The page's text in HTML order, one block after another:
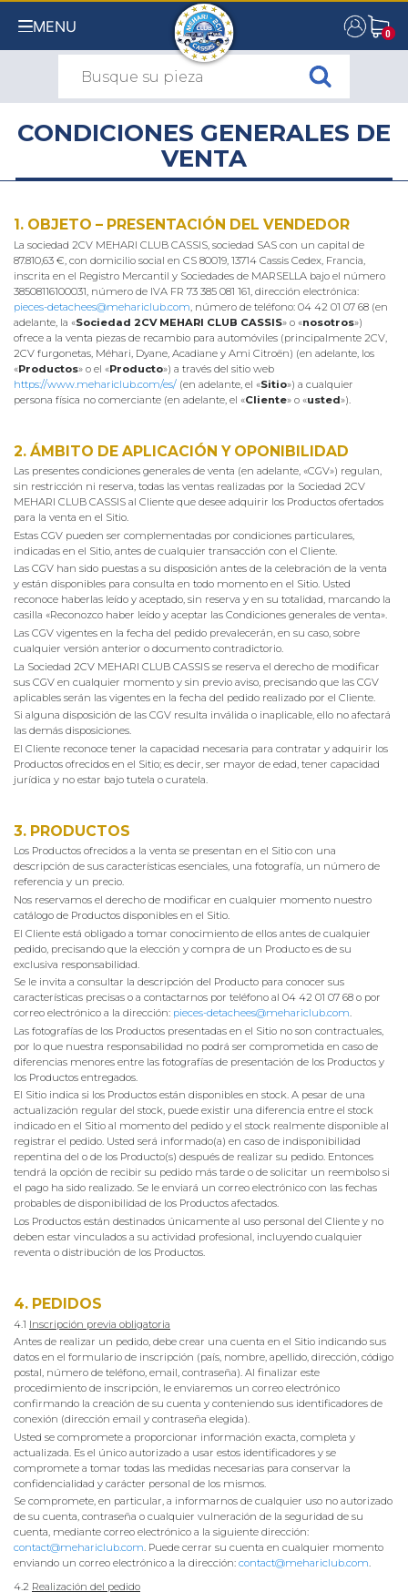
MENU 0
0
CONDICIONES GENERALES DE
VENTA
1. OBJETO – PRESENTACIÓN DEL VENDEDOR
La sociedad 2CV MEHARI CLUB CASSIS, sociedad SAS con un capital de
87.810,63 €, con domicilio social en CS 80019, 13714 Cassis Cedex, Francia,
inscrita en el Registro Mercantil y Sociedades de MARSELLA bajo el número
38508116100031, número de IVA FR 73 385 081 161, dirección electrónica:
pieces-detachees@mehariclub.com , número de teléfono: 04 42 01 07 68 (en
adelante, la «Sociedad 2CV MEHARI CLUB CASSIS» o «nosotros»)
ofrece a la venta piezas de recambio para automóviles (principalmente 2CV,
2CV furgonetas, Méhari, Dyane, Acadiane y Ami Citroën) (en adelante, los
«Productos» o el «Producto») a través del sitio web
https://www.mehariclub.com/es/ (en adelante, el «Sitio») a cualquier
persona física no comerciante (en adelante, el «Cliente» o «usted»).
2. ÁMBITO DE APLICACIÓN Y OPONIBILIDAD
Las presentes condiciones generales de venta (en adelante, «CGV») regulan,
sin restricción ni reserva, todas las ventas realizadas por la Sociedad 2CV
MEHARI CLUB CASSIS al Cliente que desee adquirir los Productos ofertados
para la venta en el Sitio.
Estas CGV pueden ser complementadas por condiciones particulares,
indicadas en el Sitio, antes de cualquier transacción con el Cliente.
Las CGV han sido puestas a su disposición antes de la celebración de la venta
y están disponibles para consulta en todo momento en el Sitio. Usted
reconoce haberlas leído y aceptado, sin reserva y en su totalidad, marcando la
casilla «Reconozco haber leído y aceptar las Condiciones generales de venta».
Las CGV vigentes en la fecha del pedido prevalecerán, en su caso, sobre
cualquier versión anterior o documento contradictorio.
La Sociedad 2CV MEHARI CLUB CASSIS se reserva el derecho de modificar
sus CGV en cualquier momento y sin previo aviso, precisando que las CGV
aplicables serán las vigentes en la fecha del pedido realizado por el Cliente.
Si alguna disposición de las CGV resulta inválida o inaplicable, ello no afectará
las demás disposiciones.
El Cliente reconoce tener la capacidad necesaria para contratar y adquirir los
Productos ofrecidos en el Sitio; es decir, ser mayor de edad, tener capacidad
jurídica y no estar bajo tutela o curatela.
3. PRODUCTOS
Los Productos ofrecidos a la venta se presentan en el Sitio con una
descripción de sus características esenciales, una fotografía, un número de
referencia y un precio.
Nos reservamos el derecho de modificar en cualquier momento nuestro
catálogo de Productos disponibles en el Sitio.
El Cliente está obligado a tomar conocimiento de ellos antes de cualquier
pedido, precisando que la elección y compra de un Producto es de su
exclusiva responsabilidad.
Se le invita a consultar la descripción del Producto para conocer sus
características precisas o a contactarnos por teléfono al 04 42 01 07 68 o por
correo electrónico a la dirección: pieces-detachees@mehariclub.com.
Las fotografías de los Productos presentadas en el Sitio no son contractuales,
por lo que nuestra responsabilidad no podrá ser comprometida en caso de
diferencias menores entre las fotografías de presentación de los Productos y
los Productos entregados.
El Sitio indica si los Productos están disponibles en stock. A pesar de una
actualización regular del stock, puede existir una diferencia entre el stock
indicado en el Sitio al momento del pedido y el stock realmente disponible al
registrar el pedido. Usted será informado(a) en caso de indisponibilidad
repentina del o de los Producto(s) después de realizar su pedido. Entonces
tendrá la opción de recibir su pedido más tarde o de solicitar un reembolso si
el pago ha sido realizado. Se le enviará un correo electrónico con las fechas
probables de disponibilidad de los Productos afectados.
Los Productos están destinados únicamente al uso personal del Cliente y no
deben estar vinculados a su actividad profesional, incluyendo cualquier
reventa o distribución de los Productos.
4. PEDIDOS
4.1 Inscripción previa obligatoria
Antes de realizar un pedido, debe crear una cuenta en el Sitio indicando sus
datos en el formulario de inscripción (país, nombre, apellido, dirección, código
postal, número de teléfono, email, contraseña). Al finalizar este
procedimiento de inscripción, le enviaremos un correo electrónico
confirmando la creación de su cuenta y conteniendo sus identificadores de
conexión (dirección email y contraseña elegida).
Usted se compromete a proporcionar información exacta, completa y
actualizada. Es el único autorizado a usar estos identificadores y se
compromete a tomar todas las medidas necesarias para conservar la
confidencialidad y carácter personal de los mismos.
Se compromete, en particular, a informarnos de cualquier uso no autorizado
de su cuenta, contraseña o cualquier vulneración de la seguridad de su
cuenta, mediante correo electrónico a la siguiente dirección:
contact@mehariclub.com. Puede cerrar su cuenta en cualquier momento
enviando un correo electrónico a la dirección: contact@mehariclub.com.
4.2 Realización del pedido